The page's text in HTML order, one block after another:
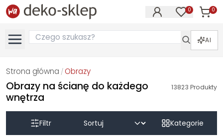
0 0
AI
Strona główna / Obrazy
Obrazy na ścianę do każdego
wnętrza
13823 Produkty
Filtr Kategorie